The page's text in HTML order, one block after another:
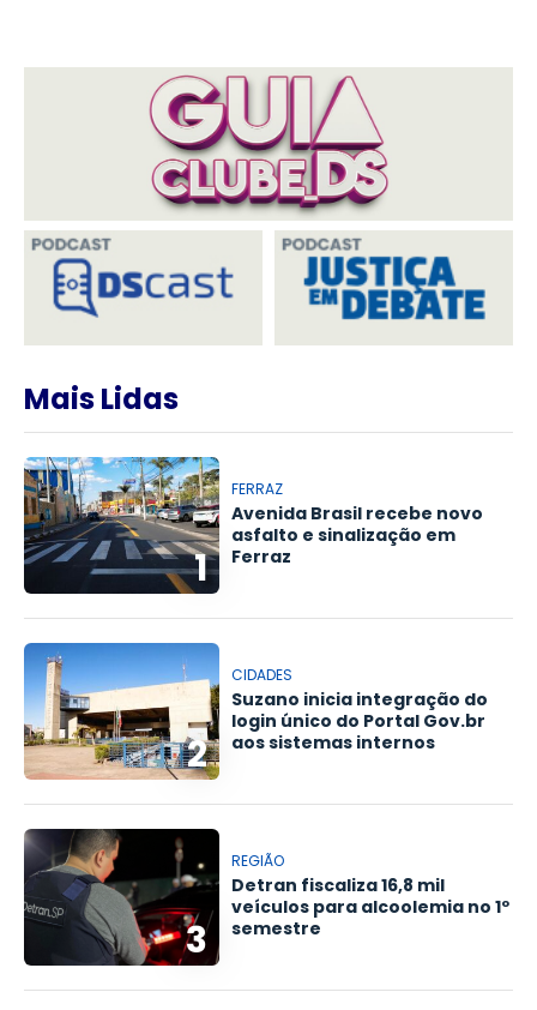
Mais Lidas
1
FERRAZ
Avenida Brasil recebe novo
asfalto e sinalização em
Ferraz
2
CIDADES
Suzano inicia integração do
login único do Portal Gov.br
aos sistemas internos
3
REGIÃO
Detran fiscaliza 16,8 mil
veículos para alcoolemia no 1º
semestre